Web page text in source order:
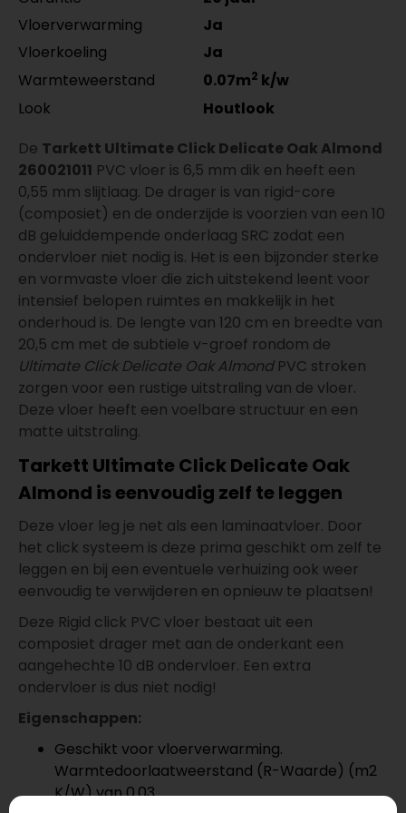
Vloerverwarming
Ja
Vloerkoeling
Ja
Warmteweerstand
0.07m2 k/w
Look
Houtlook
De Tarkett Ultimate Click Delicate Oak Almond
260021011 PVC vloer is 6,5 mm dik en heeft een
0,55 mm slijtlaag. De drager is van rigid-core
(composiet) en de onderzijde is voorzien van een 10
dB geluiddempende onderlaag SRC zodat een
ondervloer niet nodig is. Het is een bijzonder sterke
en vormvaste vloer die zich uitstekend leent voor
intensief belopen ruimtes en makkelijk in het
onderhoud is. De lengte van 120 cm en breedte van
20,5 cm met de subtiele v-groef rondom de
Ultimate Click Delicate Oak AlmondPVC stroken
zorgen voor een rustige uitstraling van de vloer.
Deze vloer heeft een voelbare structuur en een
matte uitstraling.
Tarkett Ultimate Click Delicate Oak
Almond is eenvoudig zelf te leggen
Deze vloer leg je net als een laminaatvloer. Door
het click systeem is deze prima geschikt om zelf te
leggen en bij een eventuele verhuizing ook weer
eenvoudig te verwijderen en opnieuw te plaatsen!
Deze Rigid click PVC vloer bestaat uit een
composiet drager met aan de onderkant een
aangehechte 10 dB ondervloer. Een extra
ondervloer is dus niet nodig!
Eigenschappen:
Geschikt voor vloerverwarming.
Warmtedoorlaatweerstand (R-Waarde) (m2
K/W) van 0.03